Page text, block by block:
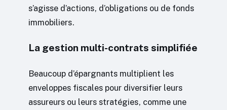
s’agisse d’actions, d’obligations ou de fonds
immobiliers.
La gestion multi-contrats simplifiée
Beaucoup d’épargnants multiplient les
enveloppes fiscales pour diversifier leurs
assureurs ou leurs stratégies, comme une